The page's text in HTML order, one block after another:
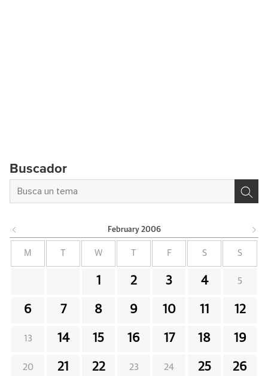
Buscador
February 2006
M W F S S
1 2 3 4 5
6 7 8 9 10 11 12
13 14 15 16 17 18 19
20 21 22 23 24 25 26